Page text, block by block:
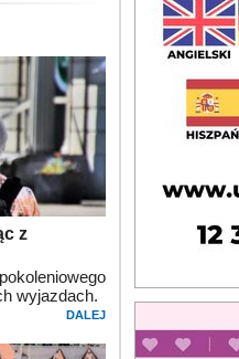
z
wyjazdach.
DALEJ